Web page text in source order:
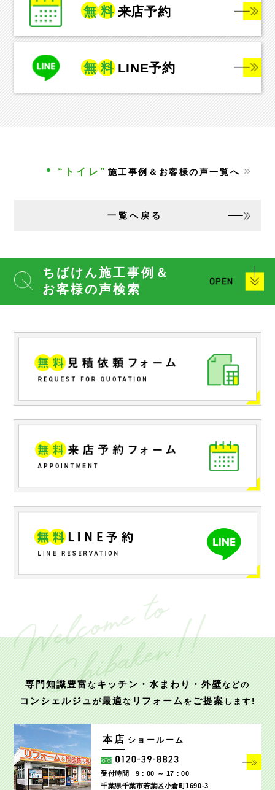
無 料 来店予約
無 料 LINE予約
“トイレ” 施工事例＆お客様の声一覧へ
一覧へ戻る
ちばけん施工事例＆
お客様の声検索
専門知識豊富なキッチン・水まわり・外壁などの
コンシェルジュが最適なリフォームをご提案します!
本店 ショールーム
受付時間
9：00 ～ 17：00
千葉県千葉市若葉区小倉町1690‐3